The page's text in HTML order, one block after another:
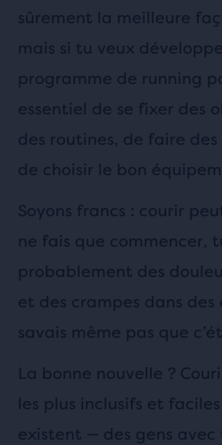
sûrement la meilleure
mais si tu veux
programme de running
essentiel de se fixer des
des routines, de faire
de choisir le bon
Soyons francs : courir
ne fais que commencer,
probablement des
et des crampes dans
savais même pas que
La bonne nouvelle ?
les plus inclusifs et
existent — des gens avec